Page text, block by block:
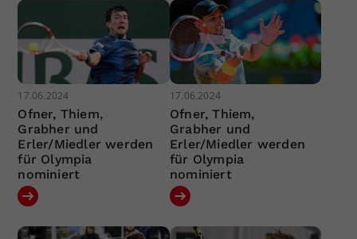
17.06.2024
Ofner, Thiem,
Grabher und
Erler/Miedler werden
für Olympia
nominiert
17.06.2024
Ofner, Thiem,
Grabher und
Erler/Miedler werden
für Olympia
nominiert